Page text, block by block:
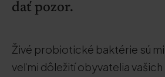
dať pozor.
Živé probiotické baktérie sú
veľmi dôležití obyvatelia vašich